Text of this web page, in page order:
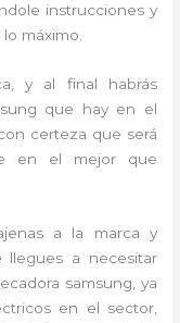
instrucciones y
máximo.
y al final habrás
que hay en el
certeza que será
en el mejor que
a la marca y
a necesitar
samsung, ya
en el sector,